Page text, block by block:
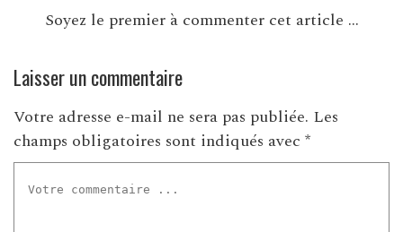
Soyez le premier à commenter cet article ...
Laisser un commentaire
Votre adresse e-mail ne sera pas publiée. Les
champs obligatoires sont indiqués avec *